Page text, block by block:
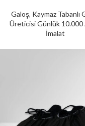
Galoş, Kaymaz Tabanlı
Üreticisi Günlük
İmalat